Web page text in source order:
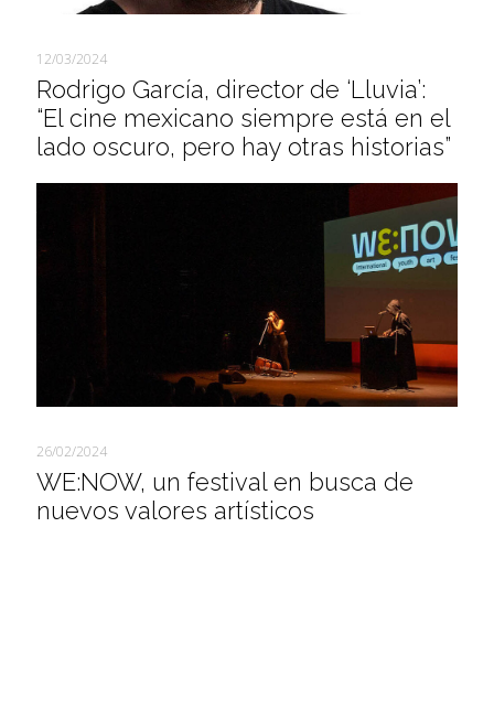
12/03/2024
Rodrigo García, director de ‘Lluvia’:
“El cine mexicano siempre está en el
lado oscuro, pero hay otras historias”
26/02/2024
WE:NOW, un festival en busca de
nuevos valores artísticos